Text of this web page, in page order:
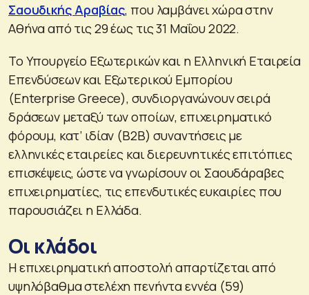
Σαουδικής Αραβίας, που λαμβάνει χώρα στην
Αθήνα από τις 29 έως τις 31 Μαΐου 2022.
Το Υπουργείο Εξωτερικών και η Ελληνική Εταιρεία
Επενδύσεων και Εξωτερικού Εμπορίου
(Enterprise Greece), συνδιοργανώνουν σειρά
δράσεων μεταξύ των οποίων, επιχειρηματικό
φόρουμ, κατ’ ιδίαν (B2B) συναντήσεις με
ελληνικές εταιρείες και διερευνητικές επιτόπιες
επισκέψεις, ώστε να γνωρίσουν οι Σαουδάραβες
επιχειρηματίες, τις επενδυτικές ευκαιρίες που
παρουσιάζει η Ελλάδα.
Οι κλάδοι
Η επιχειρηματική αποστολή απαρτίζεται από
υψηλόβαθμα στελέχη πενήντα εννέα (59)